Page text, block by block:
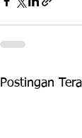
Postingan